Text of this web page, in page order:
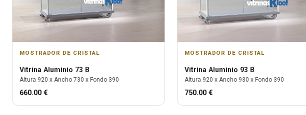
MOSTRADOR DE CRISTAL
Vitrina Aluminio 73 B
Altura 920 x Ancho 730 x Fondo 390
660.00 €
MOSTRADOR DE CRISTAL
Vitrina Aluminio 93 B
Altura 920 x Ancho 930 x Fondo 390
750.00 €